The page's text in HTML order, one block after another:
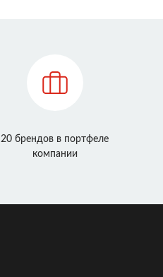
20 брендов в портфеле
компании